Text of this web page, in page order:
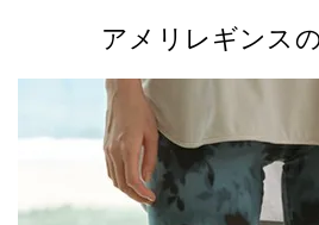
アメリレギンス